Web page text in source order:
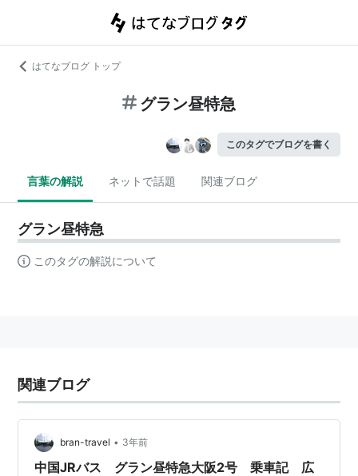
はてなブログ トップ
グラン昼特急
このタグでブログを書く
言葉の解説 ネットで話題 関連ブログ
グラン昼特急
このタグの解説について
関連ブログ
bran-travel • 3年前
中国JRバス グラン昼特急大阪2号 乗車記 広